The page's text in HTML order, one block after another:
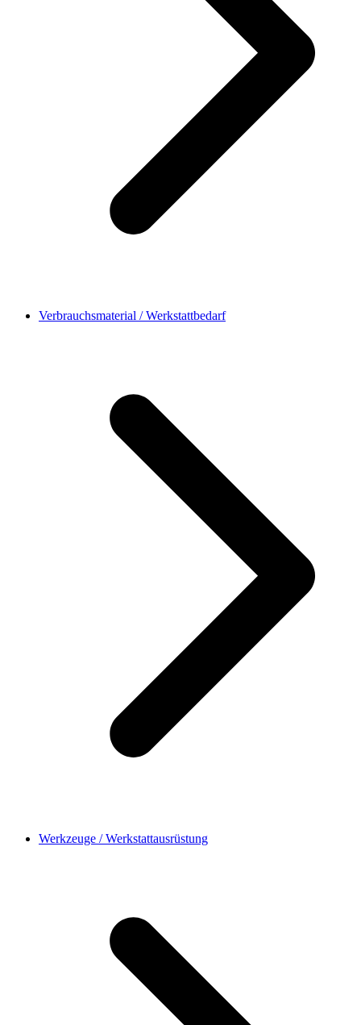
Verbrauchsmaterial / Werkstattbedarf
Werkzeuge / Werkstattausrüstung